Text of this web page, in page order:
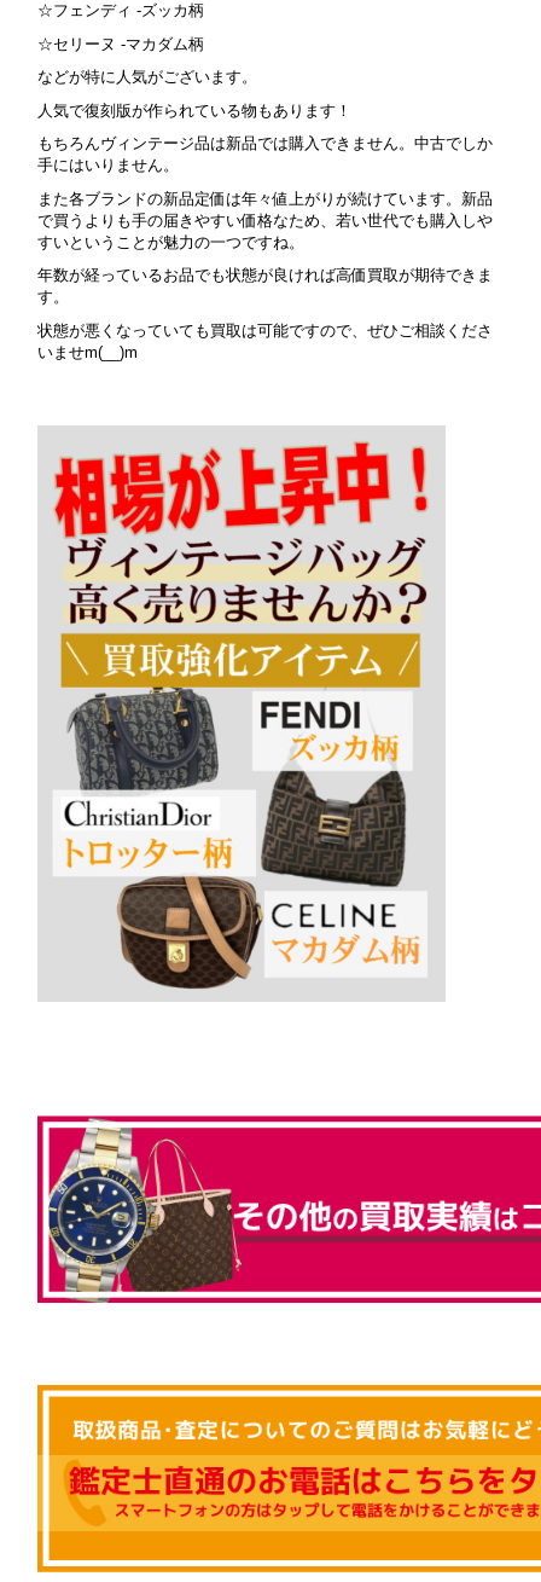
☆フェンディ -ズッカ柄
☆セリーヌ -マカダム柄
などが特に人気がございます。
人気で復刻版が作られている物もあります！
もちろんヴィンテージ品は新品では購入できません。中古でしか
手にはいりません。
また各ブランドの新品定価は年々値上がりが続けています。新品
で買うよりも手の届きやすい価格なため、若い世代でも購入しや
すいということが魅力の一つですね。
年数が経っているお品でも状態が良ければ高価買取が期待できま
す。
状態が悪くなっていても買取は可能ですので、ぜひご相談くださ
いませm(__)m